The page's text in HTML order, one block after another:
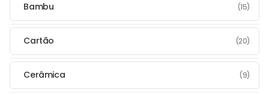
Bambu (15)
Cartão (20)
Cerâmica (9)